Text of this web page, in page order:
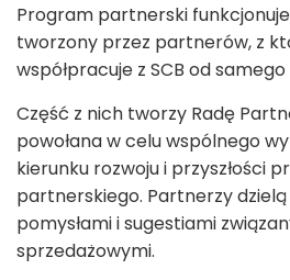
Program partnerski
tworzony przez partnerów, z
współpracuje z SCB od
Część z nich tworzy Radę
powołana w celu wspólnego
kierunku rozwoju i przyszłości
partnerskiego. Partnerzy dzielą
pomysłami i sugestiami
sprzedażowymi.